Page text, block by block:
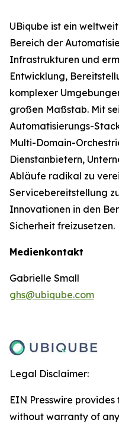
UBiqube ist ein
Bereich der
Infrastrukturen und
Entwicklung,
komplexer
großen Maßstab. Mit
Automatisierungs-
Multi-Domain-
Dienstanbietern,
Abläufe radikal zu
Servicebereitstellung
Innovationen in den
Sicherheit freizusetzen.
Medienkontakt
Gabrielle Small
ghs@ubiqube.com
Legal Disclaimer:
EIN Presswire provides
without warranty of